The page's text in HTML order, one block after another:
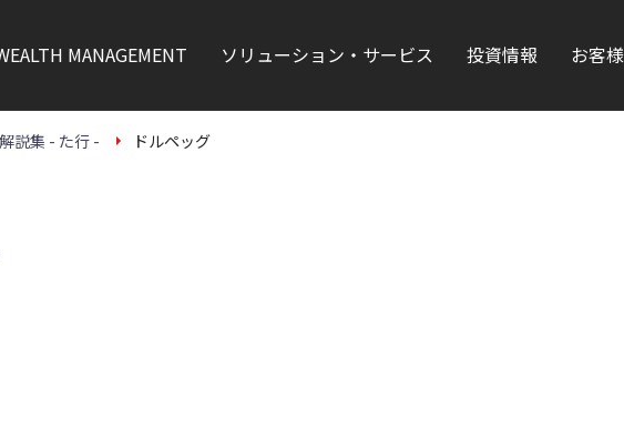
MANAGEMENT ソリューション・サービス 投資情報 お客
説集 - た行 - ドルペッグ